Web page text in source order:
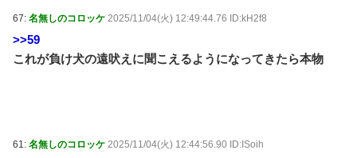
67: 名無しのコロッケ 2025/11/04(火) 12:49:44.76 ID:kH2f8
>>59
これが負け犬の遠吠えに聞こえるようになってきたら本物
61: 名無しのコロッケ 2025/11/04(火) 12:44:56.90 ID:ISoih